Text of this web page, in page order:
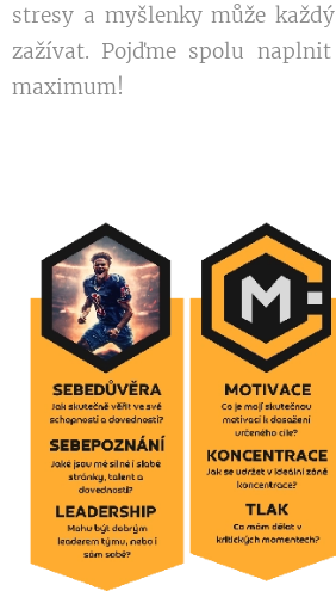
stresy a myšlenky může
zažívat. Pojďme spolu
maximum!